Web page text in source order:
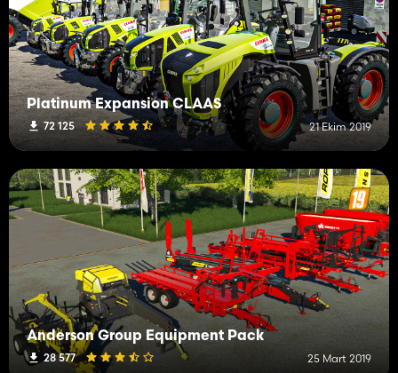
Platinum Expansion CLAAS
72 125 21 Ekim 2019
Anderson Group Equipment Pack
28 577 25 Mart 2019